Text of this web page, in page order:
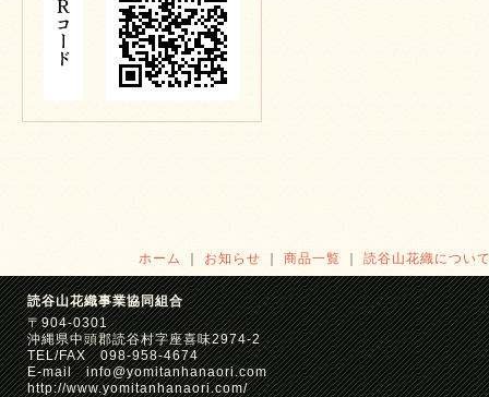
ホーム お知らせ 商品一覧 読谷山花織につい
読谷山花織事業協同組合
〒904-0301
沖縄県中頭郡読谷村字座喜味2974-2
TEL/FAX 098-958-4674
E-mail info@yomitanhanaori.com
http://www.yomitanhanaori.com/